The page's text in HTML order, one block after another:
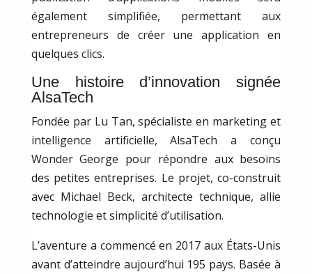
également simplifiée, permettant aux
entrepreneurs de créer une application en
quelques clics.
Une histoire d’innovation signée
AlsaTech
Fondée par Lu Tan, spécialiste en marketing et
intelligence artificielle, AlsaTech a conçu
Wonder George pour répondre aux besoins
des petites entreprises. Le projet, co-construit
avec Michael Beck, architecte technique, allie
technologie et simplicité d’utilisation.
L’aventure a commencé en 2017 aux États-Unis
avant d’atteindre aujourd’hui 195 pays. Basée à